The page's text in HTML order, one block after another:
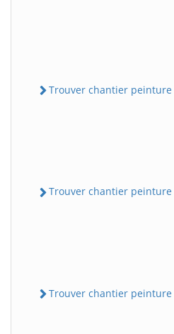
Trouver chantier peinture
Trouver chantier peinture
Trouver chantier peinture